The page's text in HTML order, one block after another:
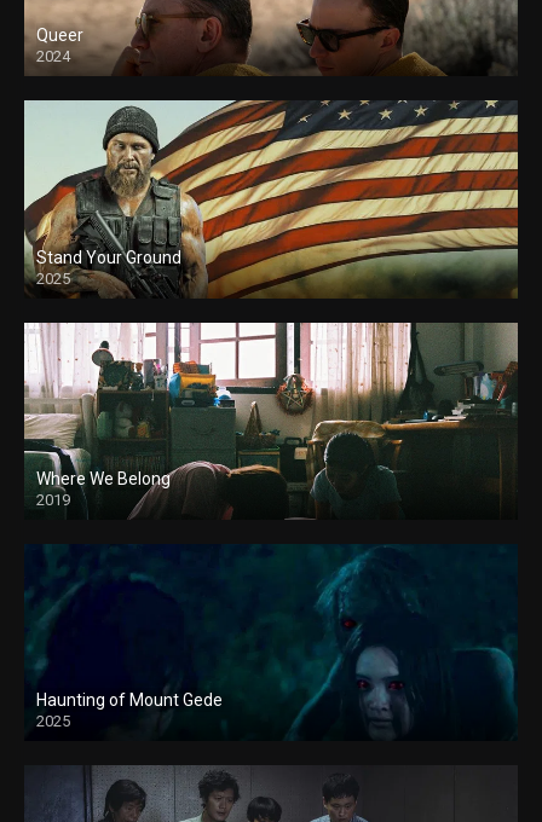
Queer
2024
Stand Your Ground
2025
Where We Belong
2019
Haunting of Mount Gede
2025